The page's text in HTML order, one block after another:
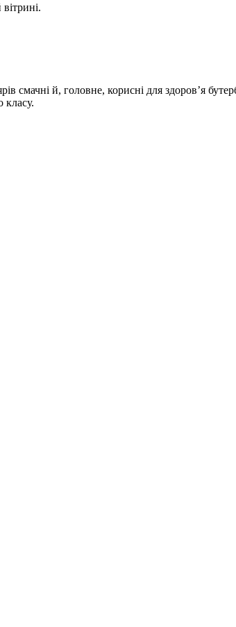
смачні й, головне, корисні для здоров’я
класу.